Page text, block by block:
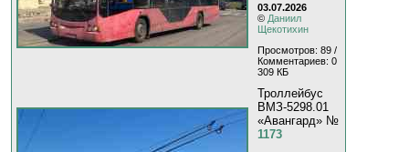
03.07.2026
© Даниил
Щекотихин
Просмотров: 89 /
Комментариев: 0
309 КБ
Троллейбус
ВМЗ-5298.01
«Авангард» №
1173